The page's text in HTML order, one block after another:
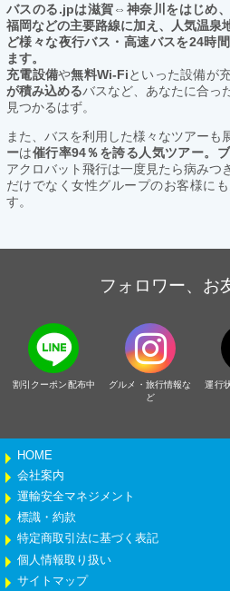
バスのる.jpは滋賀⇔神奈川をはじめ、
福岡などの主要路線に加え、人気温泉
ど様々な夜行バス・高速バスを24時
ます。
充電設備や無料Wi-Fiといった設備が
が積み込めるバスなど、あなたに合っ
見つかるはず。
また、バスを利用した様々なツアーも
ーは催行率94％を誇る人気ツアー。
アクロバット飛行は一度見たら病みつ
だけでなく女性グループのお客様に
す。
フォロワー、お
割引クーポン配布中
グルメ・旅行情報な
ど
運行
HOME
会社案内
運輸安全マネジメント
標識・約款
特定商取引法に基づく表記
個人情報取り扱い
サイトマップ